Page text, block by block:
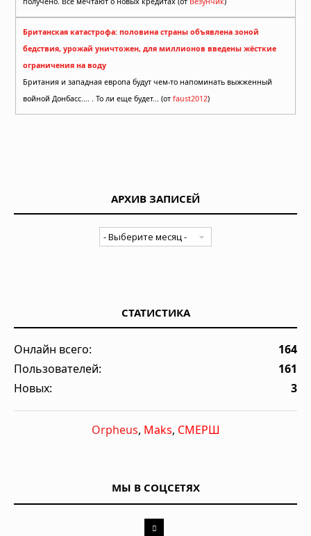
Британская катастрофа: половина страны объявлена зоной
бедствия, урожай уничтожен, для миллионов введены жёсткие
ограничения на воду
Британия и западная европа будут чем-то напоминать выжженный
войной Донбасс.... . То ли еще будет... (от faust2012)
АРХИВ ЗАПИСЕЙ
СТАТИСТИКА
Онлайн всего:
164
Пользователей:
161
Новых:
3
Orpheus, Maks, СМЕРШ
МЫ В СОЦСЕТЯХ